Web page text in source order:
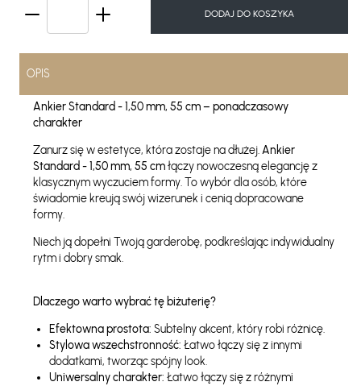
DODAJ DO KOSZYKA
OPIS
Ankier Standard - 1,50 mm, 55 cm – ponadczasowy
charakter
Zanurz się w estetyce, która zostaje na dłużej.Ankier
Standard - 1,50 mm, 55 cmłączy nowoczesną elegancję z
klasycznym wyczuciem formy. To wybór dla osób, które
świadomie kreują swój wizerunek i cenią dopracowane
formy.
Niech ją dopełni Twoją garderobę, podkreślając indywidualny
rytm i dobry smak.
Dlaczego warto wybrać tę biżuterię?
Efektowna prostota: Subtelny akcent, który robi różnicę.
Stylowa wszechstronność: Łatwo łączy się z innymi
dodatkami, tworząc spójny look.
Uniwersalny charakter: Łatwo łączy się z różnymi